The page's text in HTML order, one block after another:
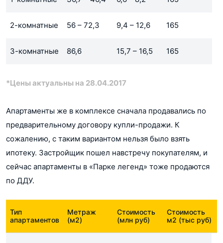
2-комнатные 56 – 72,3 9,4 – 12,6 165
3-комнатные 86,6 15,7 – 16,5 165
*Цены актуальны на 28.04.2017
Апартаменты же в комплексе сначала продавались по
предварительному договору купли-продажи. К
сожалению, с таким вариантом нельзя было взять
ипотеку. Застройщик пошел навстречу покупателям, и
сейчас апартаменты в «Парке легенд» тоже продаются
по ДДУ.
Тип
апартаментов
Метраж
(м2)
Стоимость
(млн руб)
Стоимость
м2 (тыс руб)